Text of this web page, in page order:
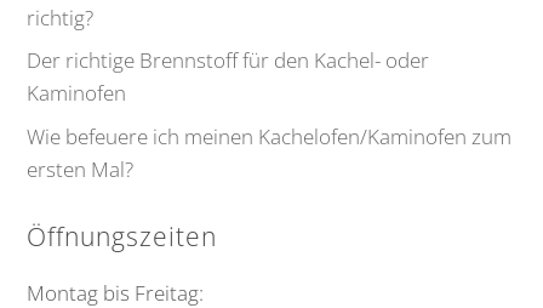
richtig?
Der richtige Brennstoff für den Kachel- oder
Kaminofen
Wie befeuere ich meinen Kachelofen/Kaminofen zum
ersten Mal?
Öffnungszeiten
Montag bis Freitag: